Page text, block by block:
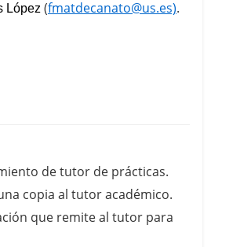
López (fmatdecanato@us.es).
de tutor de prácticas.
copia al tutor académico.
que remite al tutor para